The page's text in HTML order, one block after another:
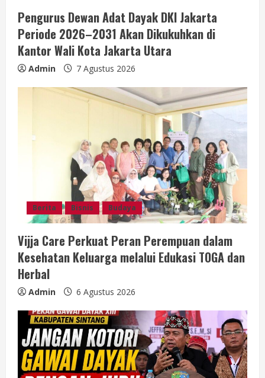
Pengurus Dewan Adat Dayak DKI Jakarta
Periode 2026–2031 Akan Dikukuhkan di
Kantor Wali Kota Jakarta Utara
Admin 7 Agustus 2026
Berita Bisnis Budaya
Vijja Care Perkuat Peran Perempuan dalam
Kesehatan Keluarga melalui Edukasi TOGA dan
Herbal
Admin 6 Agustus 2026